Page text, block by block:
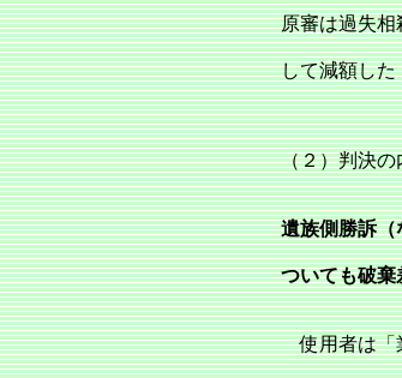
原審は過失相
して減額した
（２）判決の
遺族側勝訴（
ついても破棄
使用者は「